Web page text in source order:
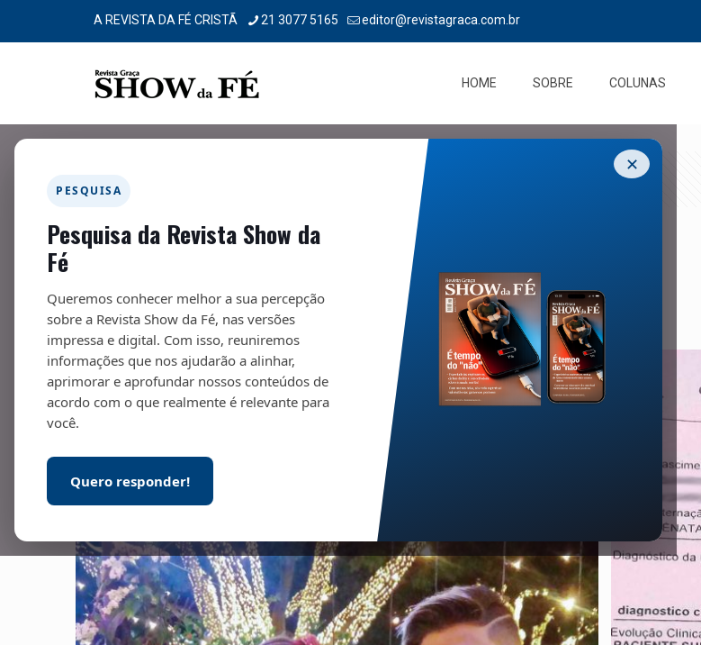
A REVISTA DA FÉ CRISTÃ 21 3077 5165 editor@revistagraca.com.br
HOME SOBRE COLUNAS
✕
PESQUISA
Pesquisa da Revista Show da
Fé
Queremos conhecer melhor a sua percepção
sobre a Revista Show da Fé, nas versões
impressa e digital. Com isso, reuniremos
informações que nos ajudarão a alinhar,
aprimorar e aprofundar nossos conteúdos de
acordo com o que realmente é relevante para
você.
Quero responder!
Novela da Vida Real – 260